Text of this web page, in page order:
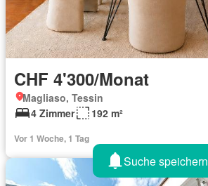
CHF 4'300/Monat
Magliaso, Tessin
4 Zimmer
192 m²
Vor 1 Woche, 1 Tag
Suche speichern